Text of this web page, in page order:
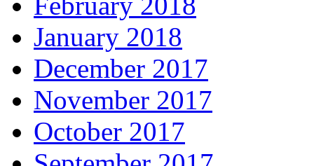
January 2018
December 2017
November 2017
October 2017